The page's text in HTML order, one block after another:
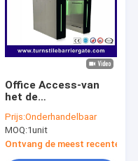
Office Access-van
het de
de Controlesnelheid
Turnstile van de de
Erkenningsklep Poort
Prijs:Onderhandelbaar
MOQ:1unit
Ontvang de meest recente